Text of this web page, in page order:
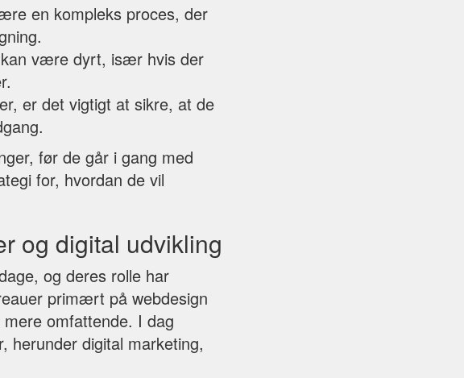
en kompleks proces, der
være dyrt, især hvis der
er det vigtigt at sikre, at de
før de går i gang med
for, hvordan de vil
og digital udvikling
og deres rolle har
primært på webdesign
omfattende. I dag
herunder digital marketing,